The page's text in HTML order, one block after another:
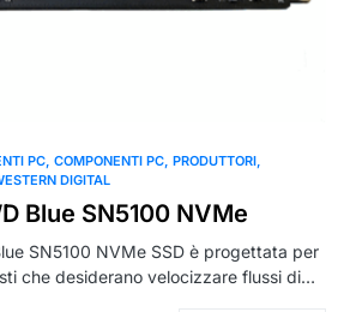
PC COMPONENTI PC PRODUTTORI
DIGITAL
Blue SN5100 NVMe
SN5100 NVMe SSD è progettata per
che desiderano velocizzare flussi di…